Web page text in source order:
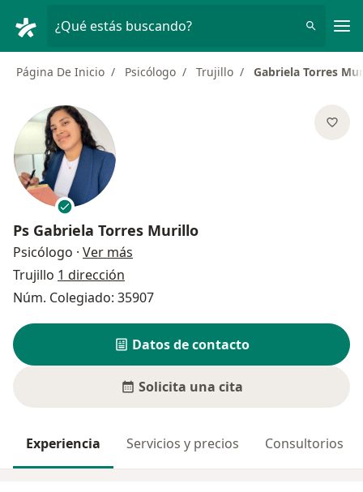
¿Qué estás buscando?
Página De Inicio Psicólogo Trujillo Gabriela Torres
Ps Gabriela Torres Murillo
Psicólogo · Ver más
Trujillo 1 dirección
Núm. Colegiado: 35907
Datos de contacto
Solicita una cita
Experiencia Servicios y precios Consultorios